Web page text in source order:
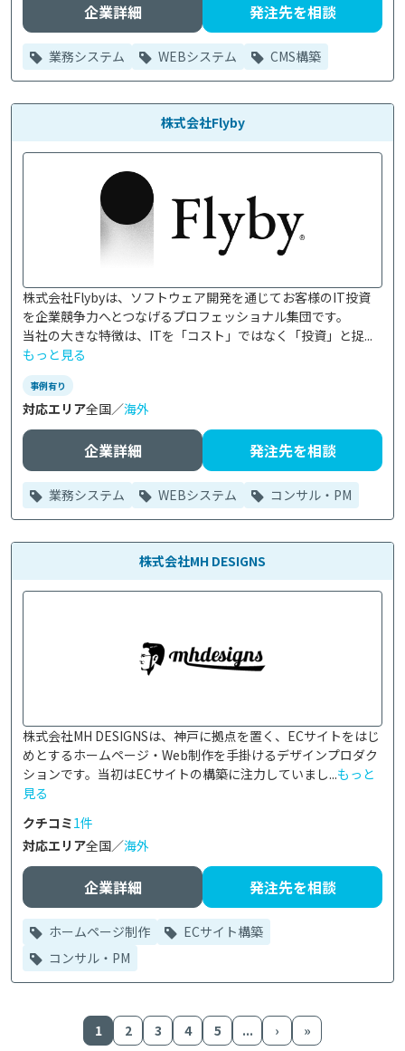
企業詳細 発注先を相談
業務システム WEBシステム CMS構築
株式会社Flyby
株式会社Flybyは、ソフトウェア開発を通じてお客様のIT投資
を企業競争力へとつなげるプロフェッショナル集団です。
当社の大きな特徴は、ITを「コスト」ではなく「投資」と捉...
もっと見る
事例有り
対応エリア全国／海外
企業詳細 発注先を相談
業務システム WEBシステム コンサル・PM
株式会社MH DESIGNS
株式会社MH DESIGNSは、神戸に拠点を置く、ECサイトをはじ
めとするホームページ・Web制作を手掛けるデザインプロダク
ションです。当初はECサイトの構築に注力していまし...もっと
見る
クチコミ1件
対応エリア全国／海外
企業詳細 発注先を相談
ホームページ制作
ECサイト構築
コンサル・PM
1 2 3 4 5 ... › »